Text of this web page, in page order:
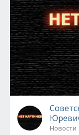
Новости